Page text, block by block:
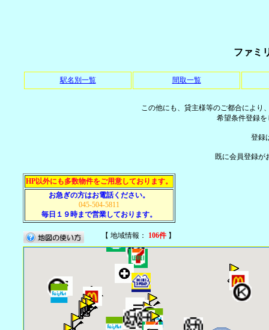
ファミ
駅名別一覧 間取一覧
この他にも、貸主様等のご都合により
希望条件登録
登録
既に会員登録
HP以外にも多数物件をご用意しております。
お急ぎの方はお電話ください。
045-504-5811
毎日１９時まで営業しております。
【 地域情報： 106件】